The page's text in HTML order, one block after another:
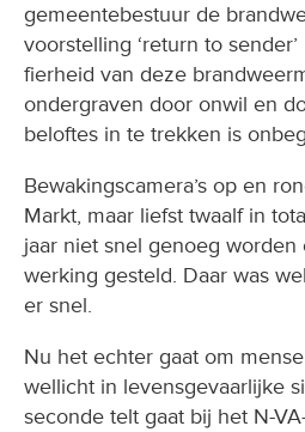
gemeentebestuur de
voorstelling ‘return to
fierheid van deze
ondergraven door onwil en
beloftes in te trekken is
Bewakingscamera’s op en
Markt, maar liefst twaalf in
jaar niet snel genoeg
werking gesteld. Daar was
er snel.
Nu het echter gaat om
wellicht in levensgevaarlijke
seconde telt gaat bij het N-